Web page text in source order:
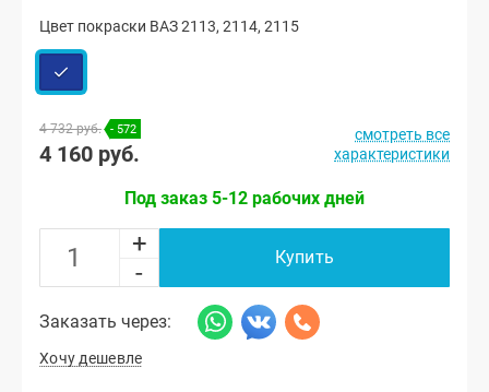
Цвет покраски ВАЗ 2113, 2114, 2115
4 732 руб. - 572
4 160 руб.
смотреть все
характеристики
Под заказ 5-12 рабочих дней
+
-
Купить
Заказать через:
Хочу дешевле